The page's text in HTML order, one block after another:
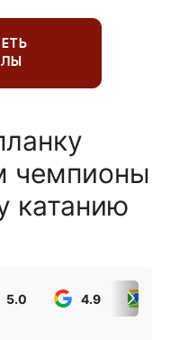
чемпионы
катанию
5.0 4.9